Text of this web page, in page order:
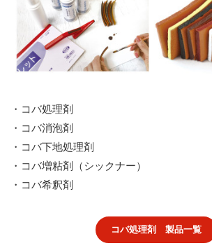
・コバ処理剤
・コバ消泡剤
・コバ下地処理剤
・コバ増粘剤（シックナー）
・コバ希釈剤
コバ処理剤 製品一覧